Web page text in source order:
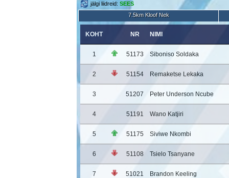
jälgi liidreid: SEES
7.5km Kloof Nek
KOHT NR NIMI
1 51173 Siboniso Soldaka
2 51154 Remaketse Lekaka
3 51207 Peter Underson Ncube
4 51191 Wano Katjiri
5 51175 Siviwe Nkombi
6 51108 Tsielo Tsanyane
7 51021 Brandon Keeling